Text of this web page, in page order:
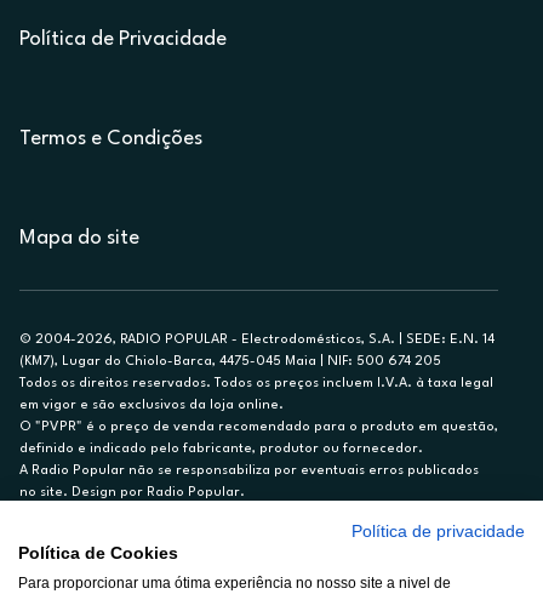
Política de Privacidade
Termos e Condições
Mapa do site
© 2004-2026, RADIO POPULAR - Electrodomésticos, S.A. | SEDE: E.N. 14
(KM7), Lugar do Chiolo-Barca, 4475-045 Maia | NIF: 500 674 205
Todos os direitos reservados. Todos os preços incluem I.V.A. à taxa legal
em vigor e são exclusivos da loja online.
O "PVPR" é o preço de venda recomendado para o produto em questão,
definido e indicado pelo fabricante, produtor ou fornecedor.
A Radio Popular não se responsabiliza por eventuais erros publicados
no site. Design por Radio Popular.
Ex. para limite de crédito de €1.500, reembolsado em 12 meses, TAN
14,79%.
Política de privacidade
Política de Cookies
Para proporcionar uma ótima experiência no nosso site a nivel de